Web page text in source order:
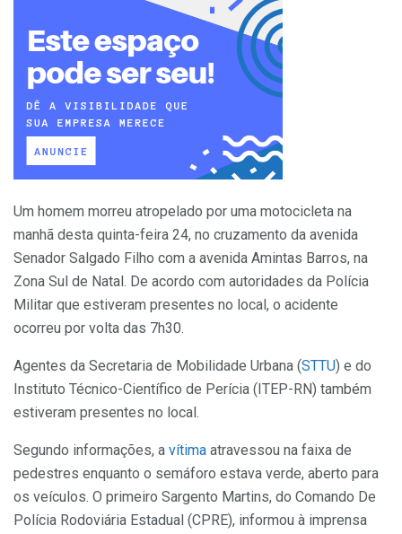
Um homem morreu atropelado por uma motocicleta na
manhã desta quinta-feira 24, no cruzamento da avenida
Senador Salgado Filho com a avenida Amintas Barros, na
Zona Sul de Natal. De acordo com autoridades da Polícia
Militar que estiveram presentes no local, o acidente
ocorreu por volta das 7h30.
Agentes da Secretaria de Mobilidade Urbana (STTU) e do
Instituto Técnico-Científico de Perícia (ITEP-RN) também
estiveram presentes no local.
Segundo informações, a vítima atravessou na faixa de
pedestres enquanto o semáforo estava verde, aberto para
os veículos. O primeiro Sargento Martins, do Comando De
Polícia Rodoviária Estadual (CPRE), informou à imprensa